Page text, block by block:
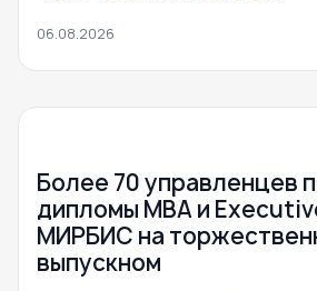
06.08.2026
Более 70 управленцев
дипломы MBA и
МИРБИС на
выпускном